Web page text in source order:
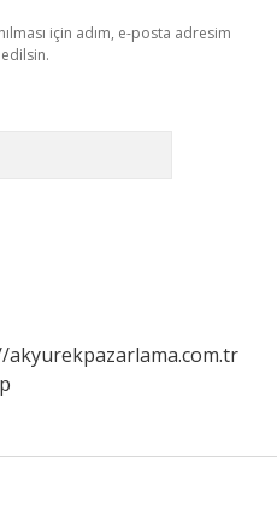
için adım, e-posta adresim
akyurekpazarlama.com.tr